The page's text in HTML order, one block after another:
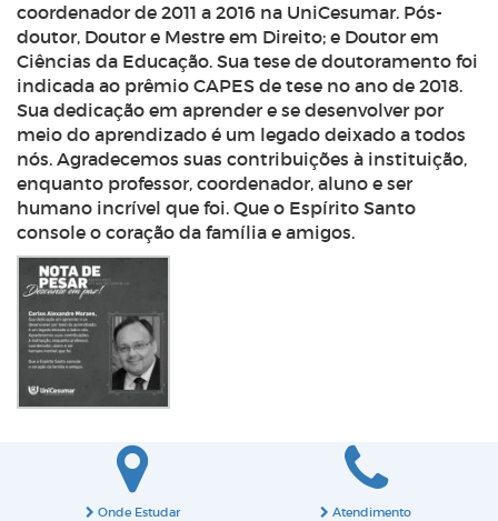
coordenador de 2011 a 2016 na UniCesumar. Pós-
doutor, Doutor e Mestre em Direito; e Doutor em
Ciências da Educação. Sua tese de doutoramento foi
indicada ao prêmio CAPES de tese no ano de 2018.
Sua dedicação em aprender e se desenvolver por
meio do aprendizado é um legado deixado a todos
nós. Agradecemos suas contribuições à instituição,
enquanto professor, coordenador, aluno e ser
humano incrível que foi. Que o Espírito Santo
console o coração da família e amigos.
Onde Estudar Atendimento